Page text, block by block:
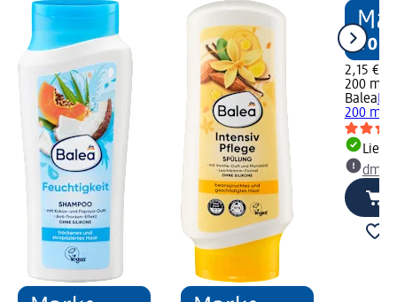
2,15 €
200 ml
Balea
200 ml
dm